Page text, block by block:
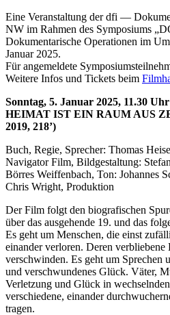
Eine Veranstaltung der dfi —
NW im Rahmen des Symposiums
Dokumentarische Operationen im
Januar 2025.
Für angemeldete
Weitere Infos und Tickets beim
Sonntag, 5. Januar 2025, 11.30
HEIMAT IST EIN RAUM AUS
2019, 218’)
Buch, Regie, Sprecher: Thomas
Navigator Film, Bildgestaltung:
Börres Weiffenbach, Ton: Johannes
Chris Wright, Produktion
Der Film folgt den biografischen
über das ausgehende 19. und das
Es geht um Menschen, die einst
einander verloren. Deren
verschwinden. Es geht um Sprechen
und verschwundenes Glück. Väter,
Verletzung und Glück in
verschiedene, einander
tragen.